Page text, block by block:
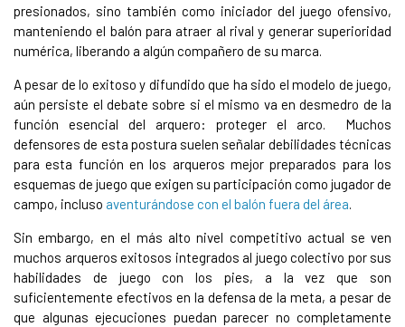
presionados, sino también como iniciador del juego ofensivo,
manteniendo el balón para atraer al rival y generar superioridad
numérica, liberando a algún compañero de su marca.
A pesar de lo exitoso y difundido que ha sido el modelo de juego,
aún persiste el debate sobre si el mismo va en desmedro de la
función esencial del arquero: proteger el arco. Muchos
defensores de esta postura suelen señalar debilidades técnicas
para esta función en los arqueros mejor preparados para los
esquemas de juego que exigen su participación como jugador de
campo, incluso aventurándose con el balón fuera del área.
Sin embargo, en el más alto nivel competitivo actual se ven
muchos arqueros exitosos integrados al juego colectivo por sus
habilidades de juego con los pies, a la vez que son
suficientemente efectivos en la defensa de la meta, a pesar de
que algunas ejecuciones puedan parecer no completamente